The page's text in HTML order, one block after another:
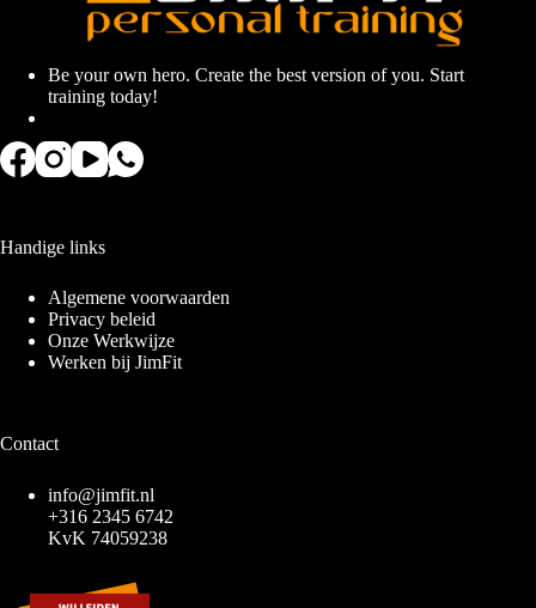
Be your own hero. Create the best version of you. Start
training today!
Handige links
Algemene voorwaarden
Privacy beleid
Onze Werkwijze
Werken bij JimFit
Contact
info@jimfit.nl
+316 2345 6742
KvK 74059238